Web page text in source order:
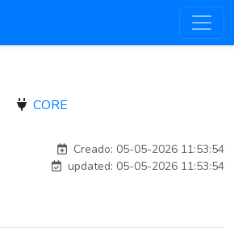
CORE
Creado: 05-05-2026 11:53:54
updated: 05-05-2026 11:53:54